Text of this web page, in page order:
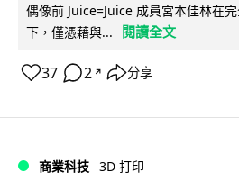
偶像前 Juice=Juice 成員宮本佳林在
下，僅憑藉與...
閱讀全文
37 2 ↗ 分享
商業科技 3D 打印